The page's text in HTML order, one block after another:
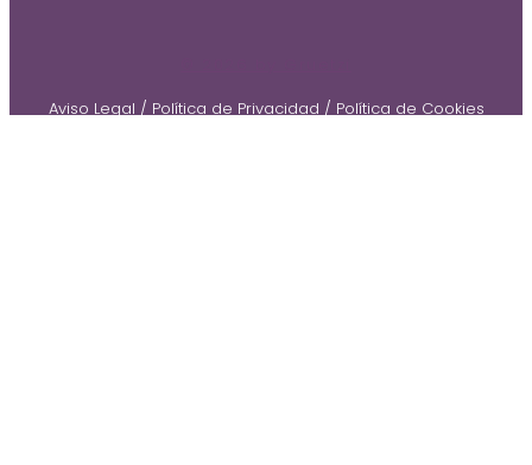
Aviso Legal / Política de Privacidad / Política de Cookies